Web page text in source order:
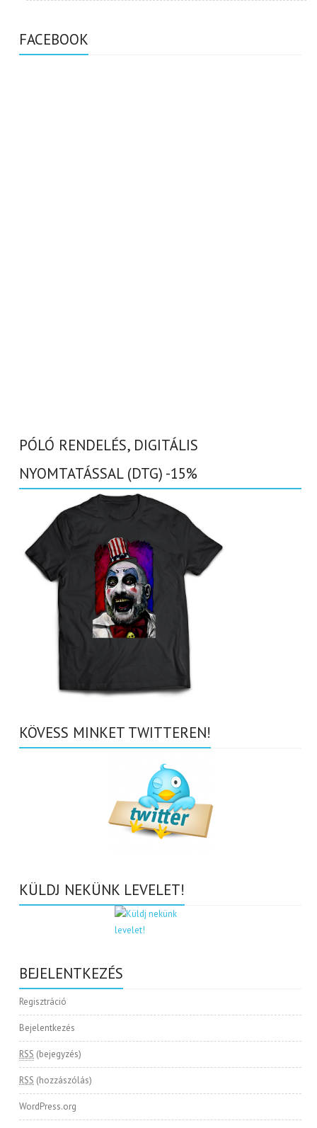
FACEBOOK
PÓLÓ RENDELÉS, DIGITÁLIS
NYOMTATÁSSAL (DTG) -15%
KÖVESS MINKET TWITTEREN!
KÜLDJ NEKÜNK LEVELET!
BEJELENTKEZÉS
Regisztráció
Bejelentkezés
RSS (bejegyzés)
RSS (hozzászólás)
WordPress.org